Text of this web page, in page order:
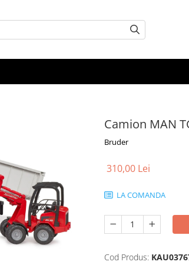
Camion MAN
Bruder
310,00 Lei
LA COMANDA
Cod Produs: